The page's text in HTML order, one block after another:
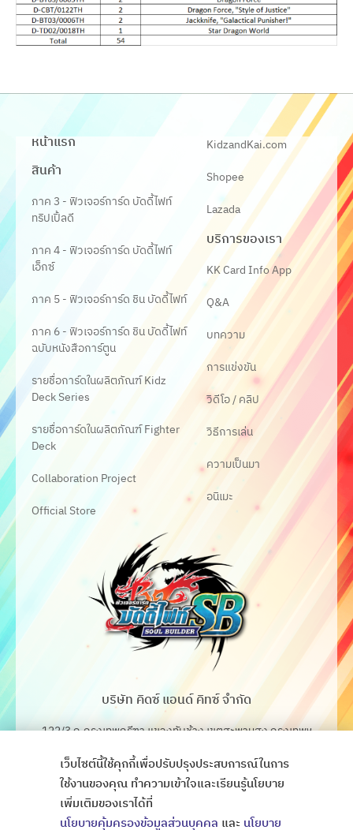
หน้าแรก
สินค้า
ภาค 3 - ฟิวเจอร์การ์ด บัดดี้ไฟท์
ทริปเปิ้ลดี
ภาค 4 - ฟิวเจอร์การ์ด บัดดี้ไฟท์
เอ็กซ์
ภาค 5 - ฟิวเจอร์การ์ด ชิน บัดดี้ไฟท์
ภาค 6 - ฟิวเจอร์การ์ด ชิน บัดดี้ไฟท์
ฉบับหนังสือการ์ตูน
รายชื่อการ์ดในผลิตภัณฑ์ Kidz
Deck Series
รายชื่อการ์ดในผลิตภัณฑ์ Fighter
Deck
Collaboration Project
Official Store
KidzandKai.com
Shopee
Lazada
บริการของเรา
KK Card Info App
Q&A
บทความ
การแข่งขัน
วิดีโอ / คลิป
วิธีการเล่น
ความเป็นมา
อนิเมะ
บริษัท คิดซ์ แอนด์ คิทซ์ จำกัด
122/3 ถ.กรุงเทพกรีฑา แขวงทับช้าง เขตสะพานสูง กรุงเทพฯ
โทร. 02-368-4106-7
Fax. 02-368-4105
เว็บไซต์นี้ใช้คุกกี้เพื่อปรับปรุงประสบการณ์ในการ
ใช้งานของคุณ ทำความเข้าใจและเรียนรู้นโยบาย
เพิ่มเติมของเราได้ที่
นโยบายคุ้มครองข้อมูลส่วนบุคคล และ นโยบาย